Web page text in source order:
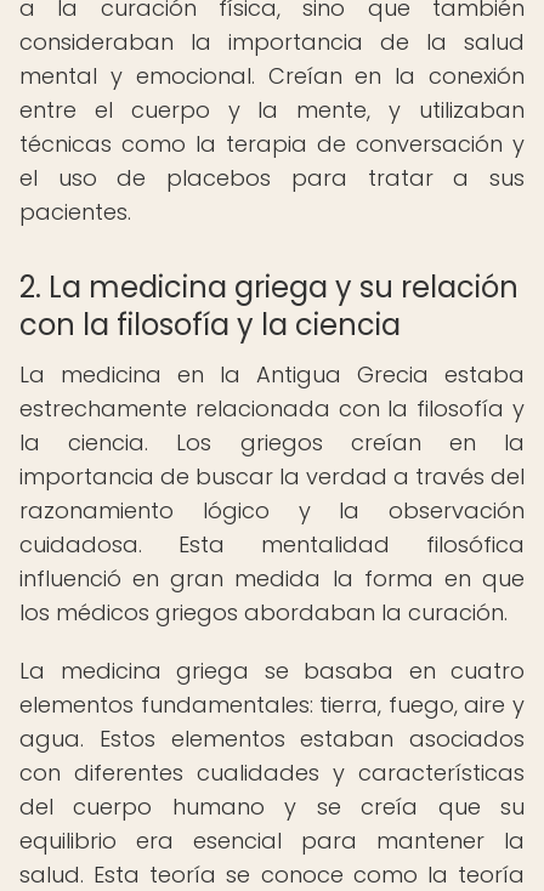
a la curación física, sino que también
consideraban la importancia de la salud
mental y emocional. Creían en la conexión
entre el cuerpo y la mente, y utilizaban
técnicas como la terapia de conversación y
el uso de placebos para tratar a sus
pacientes.
2. La medicina griega y su relación
con la filosofía y la ciencia
La medicina en la Antigua Grecia estaba
estrechamente relacionada con la filosofía y
la ciencia. Los griegos creían en la
importancia de buscar la verdad a través del
razonamiento lógico y la observación
cuidadosa. Esta mentalidad filosófica
influenció en gran medida la forma en que
los médicos griegos abordaban la curación.
La medicina griega se basaba en cuatro
elementos fundamentales: tierra, fuego, aire y
agua. Estos elementos estaban asociados
con diferentes cualidades y características
del cuerpo humano y se creía que su
equilibrio era esencial para mantener la
salud. Esta teoría se conoce como la teoría